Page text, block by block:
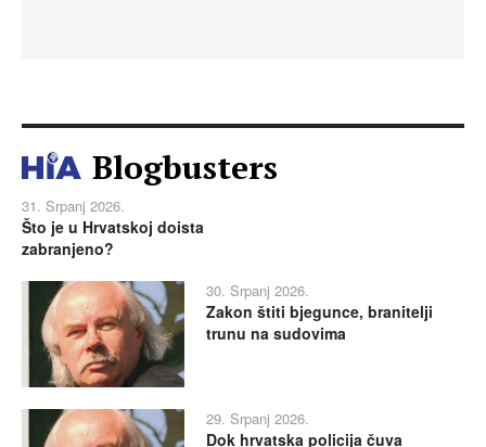
Blogbusters
31. Srpanj 2026.
Što je u Hrvatskoj doista
zabranjeno?
30. Srpanj 2026.
Zakon štiti bjegunce, branitelji
trunu na sudovima
29. Srpanj 2026.
Dok hrvatska policija čuva